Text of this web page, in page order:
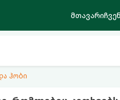
მთავარი
ჰობი